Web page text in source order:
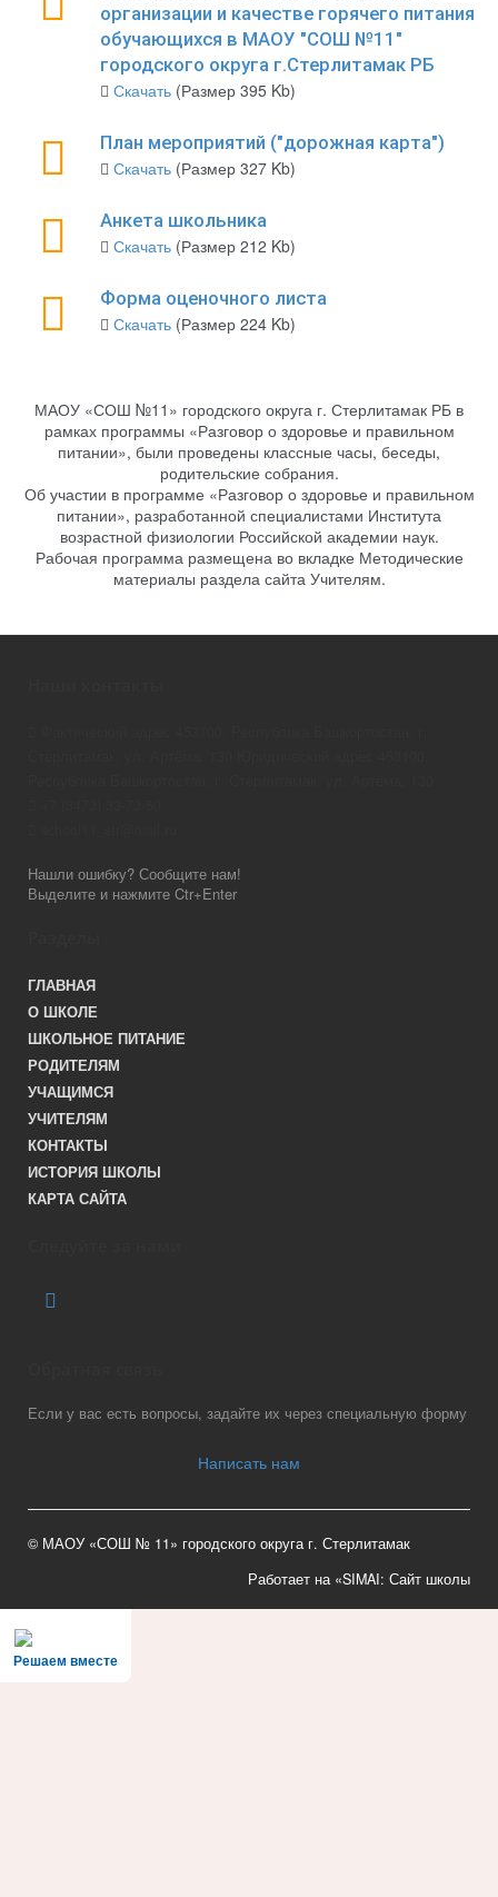
организации и качестве горячего питания
обучающихся в МАОУ "СОШ №11"
городского округа г.Стерлитамак РБ
Скачать(Размер 395 Kb)
План мероприятий ("дорожная карта")
Скачать(Размер 327 Kb)
Анкета школьника
Скачать(Размер 212 Kb)
Форма оценочного листа
Скачать(Размер 224 Kb)
МАОУ «СОШ №11» городского округа г. Стерлитамак РБ в
рамках программы «Разговор о здоровье и правильном
питании», были проведены классные часы, беседы,
родительские собрания.
Об участии в программе «Разговор о здоровье и правильном
питании», разработанной специалистами Института
возрастной физиологии Российской академии наук.
Рабочая программа размещена во вкладке Методические
материалы раздела сайта Учителям.
Нашли ошибку? Сообщите нам!
Выделите и нажмите Ctr+Enter
ГЛАВНАЯ
О ШКОЛЕ
ШКОЛЬНОЕ ПИТАНИЕ
РОДИТЕЛЯМ
УЧАЩИМСЯ
УЧИТЕЛЯМ
КОНТАКТЫ
ИСТОРИЯ ШКОЛЫ
КАРТА САЙТА
Если у вас есть вопросы, задайте их через специальную форму
Написать нам
© МАОУ «СОШ № 11» городского округа г. Стерлитамак
Работает на «SIMAI: Сайт школы
Решаем вместе